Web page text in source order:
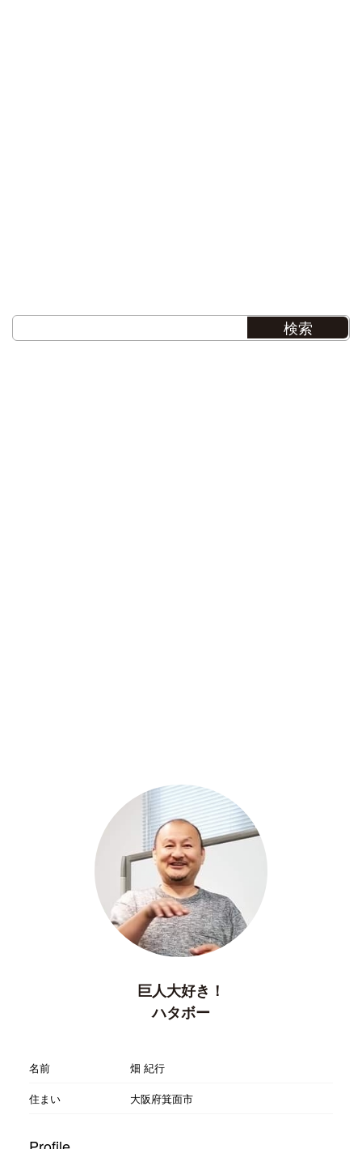
巨人大好き！
ハタボー
名前
畑 紀行
住まい
大阪府箕面市